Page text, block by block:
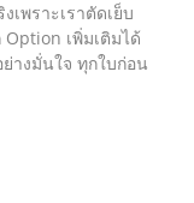
พราะเราตัดเย็บ
เพิ่มเติมได้
างมั่นใจ ทุกใบก่อน